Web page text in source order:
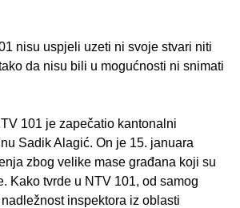
nisu uspjeli uzeti ni svoje stvari niti
da nisu bili u mogućnosti ni snimati
101 je zapečatio kantonalni
Sadik Alagić. On je 15. januara
zbog velike mase građana koji su
Kako tvrde u NTV 101, od samog
inspektora iz oblasti